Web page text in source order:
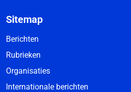
Sitemap
Berichten
Rubrieken
Organisaties
Internationale berichten